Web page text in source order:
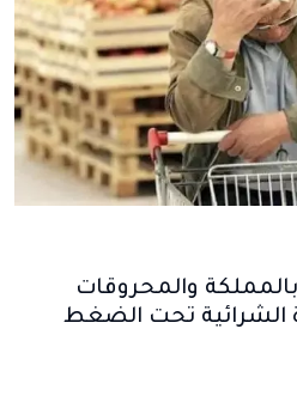
والمحروقات
الشرائية تحت الضغط